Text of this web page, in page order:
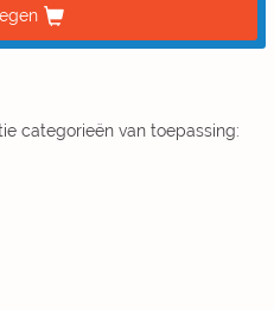
categorieën van toepassing: